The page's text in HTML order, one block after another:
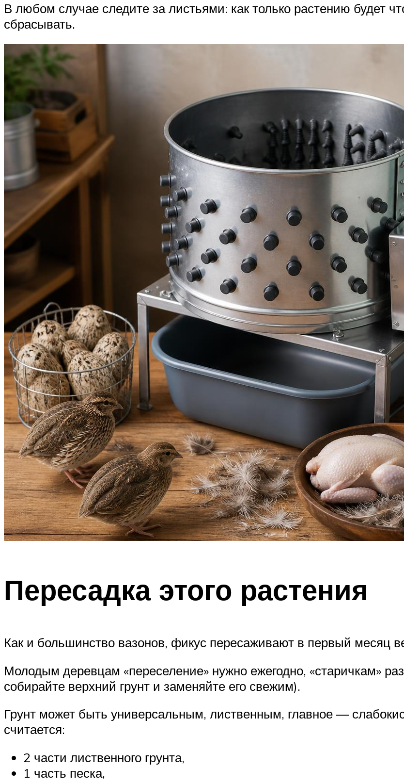
В любом случае следите за листьями: как только растению будет
сбрасывать.
Пересадка этого растения
Как и большинство вазонов, фикус пересаживают в первый месяц
Молодым деревцам «переселение» нужно ежегодно, «старичкам»
собирайте верхний грунт и заменяйте его свежим).
Грунт может быть универсальным, лиственным, главное —
считается:
2 части лиственного грунта,
1 часть песка,